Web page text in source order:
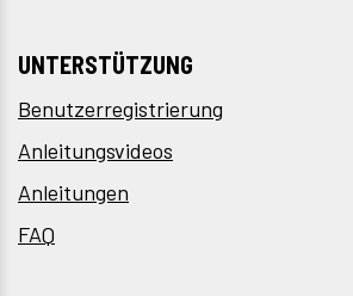
UNTERSTÜTZUNG
Benutzerregistrierung
Anleitungsvideos
Anleitungen
FAQ